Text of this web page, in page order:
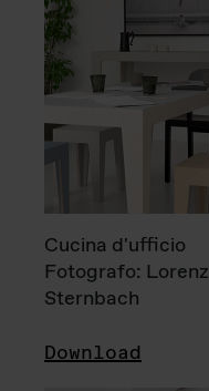
Cucina d'ufficio
Fotografo: Lorenz
Sternbach
Download